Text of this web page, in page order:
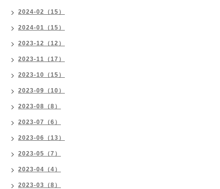
2024-02（15）
2024-01（15）
2023-12（12）
2023-11（17）
2023-10（15）
2023-09（10）
2023-08（8）
2023-07（6）
2023-06（13）
2023-05（7）
2023-04（4）
2023-03（8）